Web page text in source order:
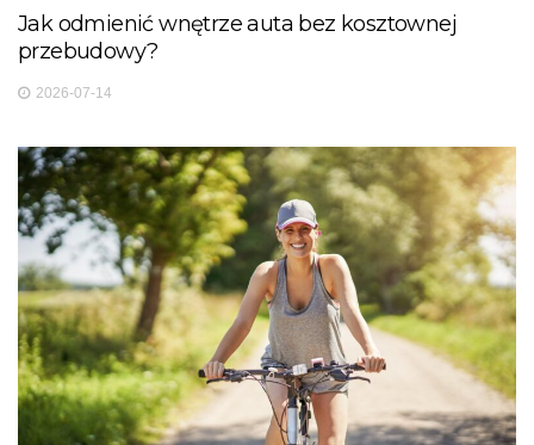
Jak odmienić wnętrze auta bez kosztownej
przebudowy?
2026-07-14